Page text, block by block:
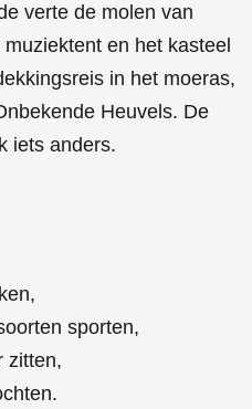
verte de molen van
en het kasteel
in het moeras,
Heuvels. De
iets anders.
sporten,
zitten,